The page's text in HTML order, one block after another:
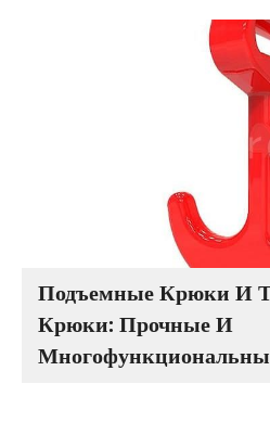
Подъемные Крюки И
Крюки: Прочные И